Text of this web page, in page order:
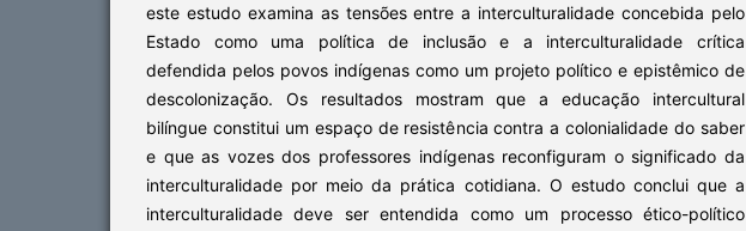
este estudo examina as tensões entre a interculturalidade concebida pelo
Estado como uma política de inclusão e a interculturalidade crítica
defendida pelos povos indígenas como um projeto político e epistêmico de
descolonização. Os resultados mostram que a educação intercultural
bilíngue constitui um espaço de resistência contra a colonialidade do saber
e que as vozes dos professores indígenas reconfiguram o significado da
interculturalidade por meio da prática cotidiana. O estudo conclui que a
interculturalidade deve ser entendida como um processo ético-político